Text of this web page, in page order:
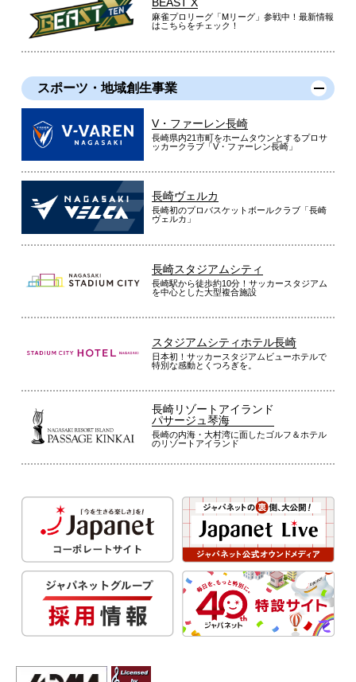
BEAST X
麻雀プロリーグ「Mリーグ」参戦中！最新情報
はこちらをチェック！
スポーツ・地域創生事業
V・ファーレン長崎
長崎県内21市町をホームタウンとするプロサ
ッカークラブ「V・ファーレン長崎」
長崎ヴェルカ
長崎初のプロバスケットボールクラブ「長崎
ヴェルカ」
長崎スタジアムシティ
長崎駅から徒歩約10分！サッカースタジアム
を中心とした大型複合施設
スタジアムシティホテル長崎
日本初！サッカースタジアムビューホテルで
特別な感動とくつろぎを。
長崎リゾートアイランド
パサージュ琴海
長崎の内海・大村湾に面したゴルフ＆ホテル
のリゾートアイランド